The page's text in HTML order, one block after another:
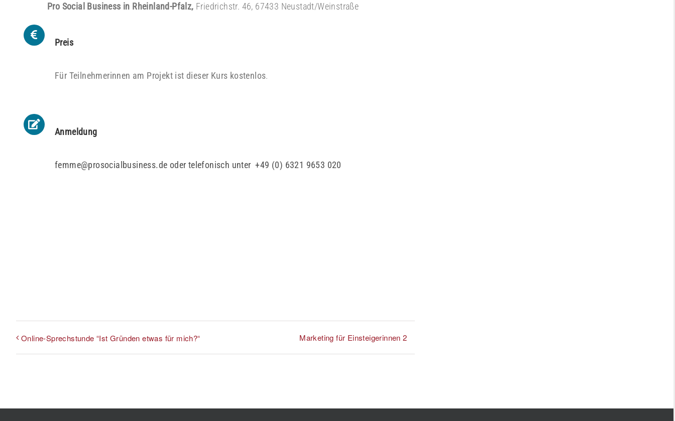
Pro Social Business in Rheinland-Pfalz, Friedrichstr. 46, 67433 Neustadt/Weinstraße
Preis
Für Teilnehmerinnen am Projekt ist dieser Kurs kostenlos.
Anmeldung
femme@prosocialbusiness.de oder telefonisch unter +49 (0) 6321 9653 020
Online-Sprechstunde “Ist Gründen etwas für mich?“ Marketing für Einsteigerinnen 2